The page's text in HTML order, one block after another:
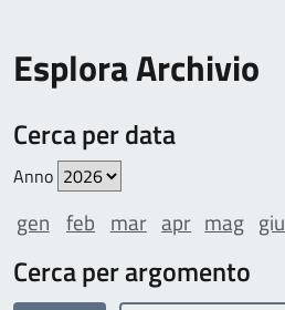
Esplora Archivio
Cerca per data
Anno
gen feb mar apr mag giu
Cerca per argomento